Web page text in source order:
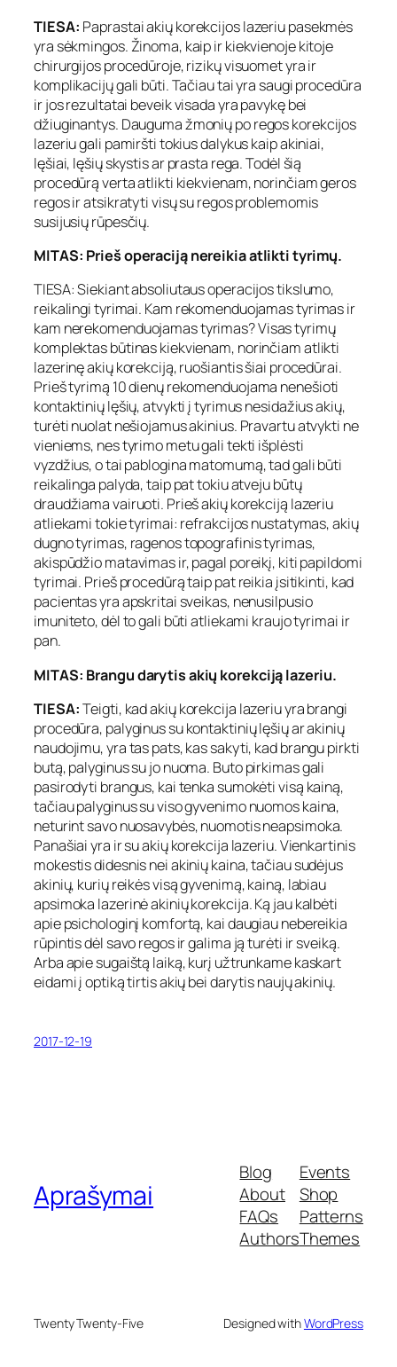
TIESA: Paprastai akių korekcijos lazeriu pasekmės
yra sėkmingos. Žinoma, kaip ir kiekvienoje kitoje
chirurgijos procedūroje, rizikų visuomet yra ir
komplikacijų gali būti. Tačiau tai yra saugi procedūra
ir jos rezultatai beveik visada yra pavykę bei
džiuginantys. Dauguma žmonių po regos korekcijos
lazeriu gali pamiršti tokius dalykus kaip akiniai,
lęšiai, lęšių skystis ar prasta rega. Todėl šią
procedūrą verta atlikti kiekvienam, norinčiam geros
regos ir atsikratyti visų su regos problemomis
susijusių rūpesčių.
MITAS: Prieš operaciją nereikia atlikti tyrimų.
TIESA: Siekiant absoliutaus operacijos tikslumo,
reikalingi tyrimai. Kam rekomenduojamas tyrimas ir
kam nerekomenduojamas tyrimas? Visas tyrimų
komplektas būtinas kiekvienam, norinčiam atlikti
lazerinę akių korekciją, ruošiantis šiai procedūrai.
Prieš tyrimą 10 dienų rekomenduojama nenešioti
kontaktinių lęšių, atvykti į tyrimus nesidažius akių,
turėti nuolat nešiojamus akinius. Pravartu atvykti ne
vieniems, nes tyrimo metu gali tekti išplėsti
vyzdžius, o tai pablogina matomumą, tad gali būti
reikalinga palyda, taip pat tokiu atveju būtų
draudžiama vairuoti. Prieš akių korekciją lazeriu
atliekami tokie tyrimai: refrakcijos nustatymas, akių
dugno tyrimas, ragenos topografinis tyrimas,
akispūdžio matavimas ir, pagal poreikį, kiti papildomi
tyrimai. Prieš procedūrą taip pat reikia įsitikinti, kad
pacientas yra apskritai sveikas, nenusilpusio
imuniteto, dėl to gali būti atliekami kraujo tyrimai ir
pan.
MITAS: Brangu darytis akių korekciją lazeriu.
TIESA:Teigti, kad akių korekcija lazeriu yra brangi
procedūra, palyginus su kontaktinių lęšių ar akinių
naudojimu, yra tas pats, kas sakyti, kad brangu pirkti
butą, palyginus su jo nuoma. Buto pirkimas gali
pasirodyti brangus, kai tenka sumokėti visą kainą,
tačiau palyginus su viso gyvenimo nuomos kaina,
neturint savo nuosavybės, nuomotis neapsimoka.
Panašiai yra ir su akių korekcija lazeriu. Vienkartinis
mokestis didesnis nei akinių kaina, tačiau sudėjus
akinių, kurių reikės visą gyvenimą, kainą, labiau
apsimoka lazerinė akinių korekcija. Ką jau kalbėti
apie psichologinį komfortą, kai daugiau nebereikia
rūpintis dėl savo regos ir galima ją turėti ir sveiką.
Arba apie sugaištą laiką, kurį užtrunkame kaskart
eidami į optiką tirtis akių bei darytis naujų akinių.
2017-12-19
Aprašymai
Blog
About
FAQs
Authors
Events
Shop
Patterns
Themes
Twenty Twenty-Five Designed withWordPress